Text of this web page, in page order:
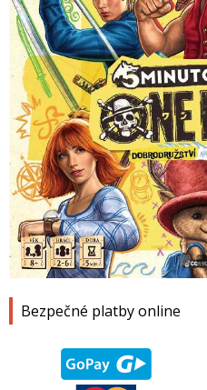
Bezpečné platby online